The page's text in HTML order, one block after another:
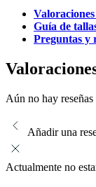
azul
petróleo
cantidad
Guía de
Preguntas y
Aún no hay reseñas
Añadir una
Actualmente no